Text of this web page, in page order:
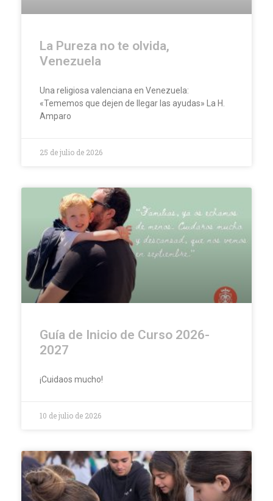
La Pureza no te olvida,
Venezuela
Una religiosa valenciana en Venezuela:
«Tememos que dejen de llegar las ayudas» La H.
Amparo
25 de julio de 2026
Guía de Inicio de Curso 2026-
2027
¡Cuidaos mucho!
10 de julio de 2026